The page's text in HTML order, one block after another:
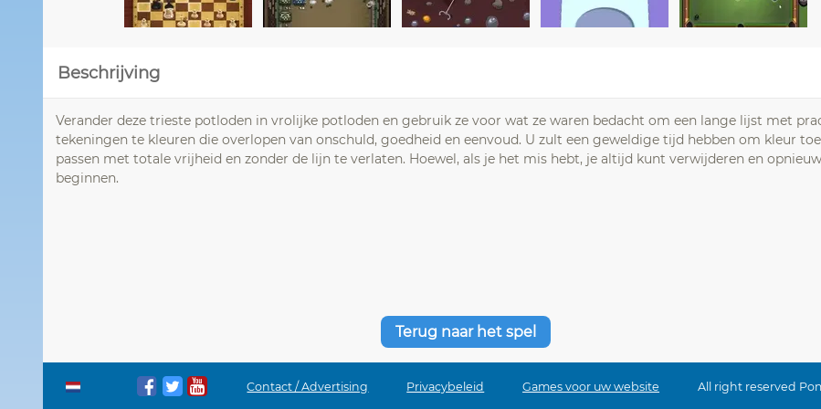
Beschrijving
Verander deze trieste potloden in vrolijke potloden en gebruik ze voor wat ze waren bedacht om een lange lijst met
tekeningen te kleuren die overlopen van onschuld, goedheid en eenvoud. U zult een geweldige tijd hebben om kleur
passen met totale vrijheid en zonder de lijn te verlaten. Hoewel, als je het mis hebt, je altijd kunt verwijderen en
beginnen.
Terug naar het spel
Contact / Advertising Privacybeleid Games voor uw website All right reserved